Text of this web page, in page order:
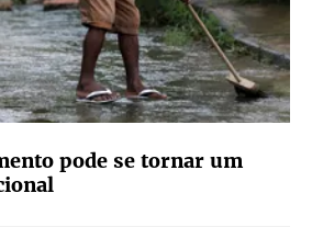
pode se tornar um